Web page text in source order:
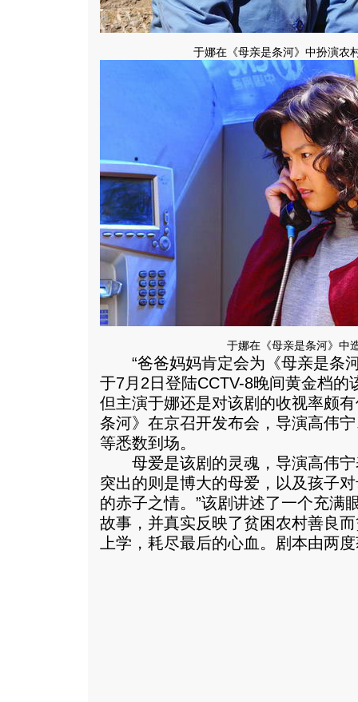
于娜在《母亲是条河》中扮演农
于娜在《母亲是条河》中
“爸爸妈妈肯定会为《母亲是条河
于7月2日登陆CCTV-8晚间黄金档的
但主演于娜还是对该剧的收视率颇
条河》在京召开发布会，导演高伟
等悉数到场。
母爱是该剧的灵魂，导演高伟宁
突出的则是博大的母爱，以及孩子
的赤子之情。”该剧讲述了一个充满
故事，并真实反映了贫困农村善良
上学，耗尽最后的心血。 剧本由两